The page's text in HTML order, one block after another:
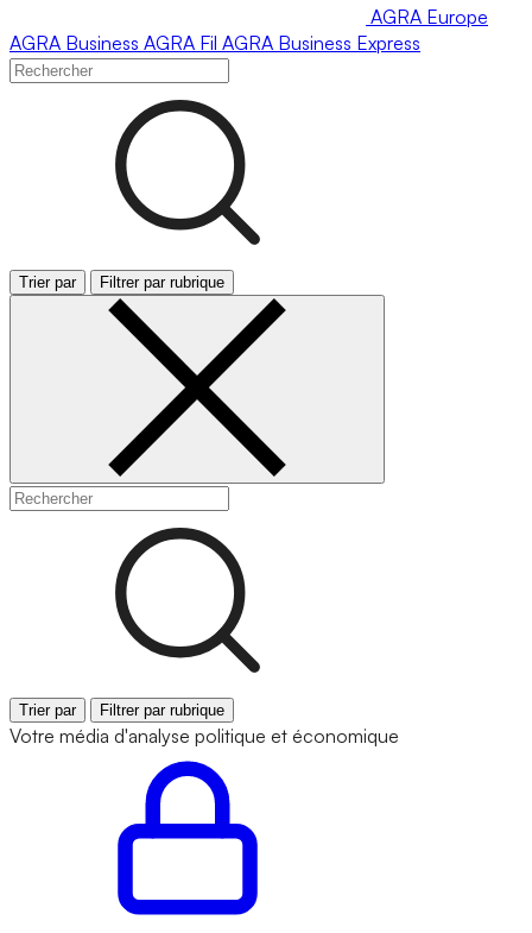
AGRA Europe
AGRA Business AGRA Fil AGRA Business Express
Trier par Filtrer par rubrique
Trier par Filtrer par rubrique
Votre média d'analyse politique et économique